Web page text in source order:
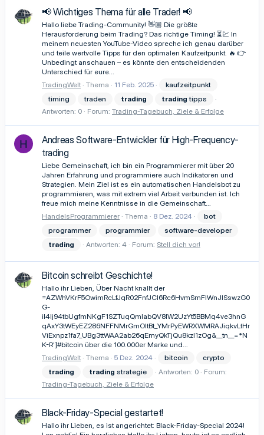
📢 Wichtiges Thema für alle Trader! 📢
Hallo liebe Trading-Community! 👋🏼 Die größte
Herausforderung beim Trading? Das richtige Timing! ⏳💹 In
meinem neuesten YouTube-Video spreche ich genau darüber
und teile wertvolle Tipps für den optimalen Kaufzeitpunkt. 🔥 👉
Unbedingt anschauen – es könnte den entscheidenden
Unterschied für eure...
TradingWelt Thema 11 Feb. 2025
kaufzeitpunkt
timing
traden trading trading tipps
Antworten: 0
Forum: Trading-Tagebuch, Ziele & Erfolge
H
Andreas Software-Entwickler für High-Frequency-
trading
Liebe Gemeinschaft, ich bin ein Programmierer mit über 20
Jahren Erfahrung und programmiere auch Indikatoren und
Strategien. Mein Ziel ist es ein automatischen Handelsbot zu
programmieren, was mit extrem viel Arbeit verbunden ist. Ich
freue mich meine Kenntnisse in die Gemeinschaft...
HandelsProgrammierer Thema 8 Dez. 2024
bot
programmer
programmier
software-developer
trading
Antworten: 4 Forum: Stell dich vor!
Bitcoin schreibt Geschichte!
Hallo ihr Lieben, Über Nacht knallt der
=AZWhVKrF5OwimRcLfJqR02FnfJCl6Rc6HvmSmFlWnJISswzG0
G-
il4Ij94tbUgfmNKgF1SZTuqQmlabQV8lW2UzYt5BBMq4ve3hnG
qAxY3tWEyEZ286NFFNMrGmOItBt_YMrPyEWRXWMRAJiqkvLtHr
ViExnpz1fa7_UBg3ttWAA2ab26qEmyQkTjQu8kzI1zOg&__tn__=*N
K-R']#bitcoin über die 100.000er Marke und...
TradingWelt Thema 5 Dez. 2024 bitcoin
crypto
trading
trading strategie Antworten: 0
Forum:
Trading-Tagebuch, Ziele & Erfolge
Black-Friday-Special gestartet!
Hallo ihr Lieben, es ist angerichtet: Black-Friday-Special 2024!